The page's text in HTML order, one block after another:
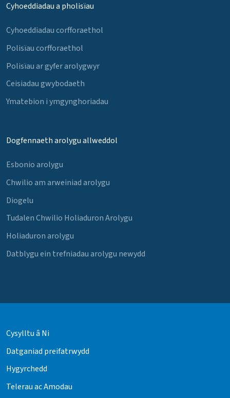
Cyhoeddiadau a pholisïau
Cyhoeddiadau corfforaethol
Polisïau corfforaethol
Polisïau ar gyfer arolygwyr
Ceisiadau gwybodaeth
Ymatebion i ymgynghoriadau
Dogfennaeth arolygu allweddol
Esbonio arolygu
Chwilio am arweiniad arolygu
Diogelu
Tudalen Chwilio Holiaduron Arolygu
Holiaduron arolygu
Datblygu ein trefniadau arolygu newydd
Cysylltu â Ni
Datganiad preifatrwydd
Hygyrchedd
Telerau ac Amodau